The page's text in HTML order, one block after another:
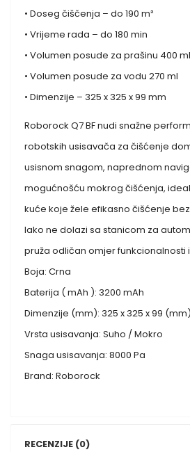
• Doseg čiščenja – do 190 m²
• Vrijeme rada – do 180 min
• Volumen posude za prašinu 400 ml
• Volumen posude za vodu 270 ml
• Dimenzije – 325 x 325 x 99 mm
Roborock Q7 BF nudi snažne
robotskih usisavača za čišćenje
usisnom snagom, naprednom
mogućnošću mokrog čišćenja,
kuće koje žele efikasno čišćenje
Iako ne dolazi sa stanicom za
pruža odličan omjer funkcionalnosti
Boja: Crna
Baterija ( mAh ): 3200 mAh
Dimenzije (mm): 325 x 325 x 99 (mm)
Vrsta usisavanja: Suho / Mokro
Snaga usisavanja: 8000 Pa
Brand: Roborock
RECENZIJE (0)